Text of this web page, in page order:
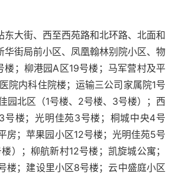
大街、西至西苑路和北环路、北面和
街局前小区、凤凰翰林别院小区、物
；柳港园A区19号楼；马军营村及平
院内科住院楼；运输三公司家属院1号
园北区（1号楼、2号楼、3号楼）；西
楼；光明佳苑3号楼；桐城中央4号
房；苹果园小区12号楼；光明佳苑5号
）；柳航新村12号楼；凯旋城公寓；
楼；建设里小区8号楼；云中盛庭小区